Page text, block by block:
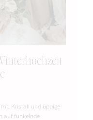
Kristall und üppige
auf funkelnde